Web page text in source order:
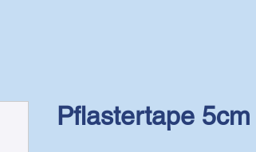
Pflastertape 5cm